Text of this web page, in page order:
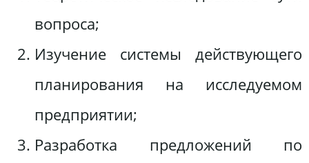
вопроса;
Изучение системы действующего
планирования на исследуемом
предприятии;
Разработка предложений по